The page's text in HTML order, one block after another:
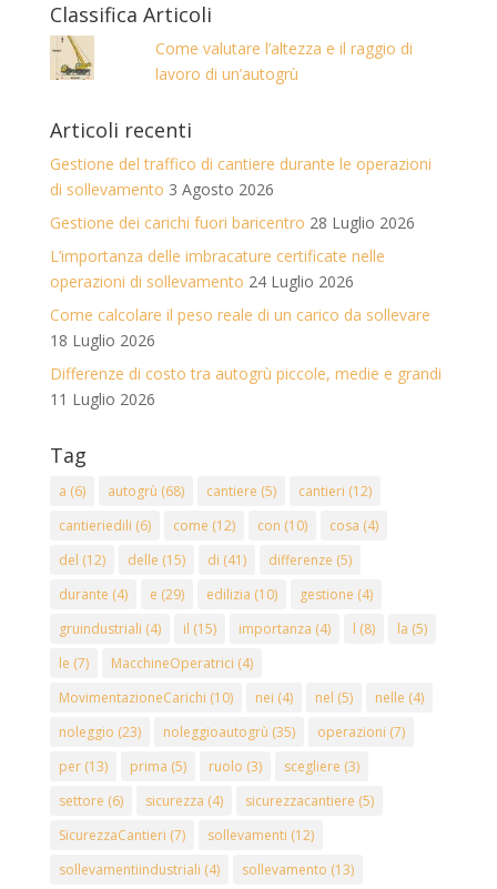
Classifica Articoli
Come valutare l’altezza e il raggio di
lavoro di un’autogrù
Articoli recenti
Gestione del traffico di cantiere durante le operazioni
di sollevamento 3 Agosto 2026
Gestione dei carichi fuori baricentro 28 Luglio 2026
L’importanza delle imbracature certificate nelle
operazioni di sollevamento 24 Luglio 2026
Come calcolare il peso reale di un carico da sollevare
18 Luglio 2026
Differenze di costo tra autogrù piccole, medie e grandi
11 Luglio 2026
Tag
a (6) autogrù (68) cantiere (5) cantieri (12)
cantieriedili (6) come (12) con (10) cosa (4)
del (12) delle (15) di (41) differenze (5)
durante (4) e (29) edilizia (10) gestione (4)
gruindustriali (4) il (15) importanza (4) l (8) la (5)
le (7) MacchineOperatrici (4)
MovimentazioneCarichi (10) nei (4) nel (5) nelle (4)
noleggio (23) noleggioautogrù (35) operazioni (7)
per(13) prima (5) ruolo (3) scegliere (3)
settore (6) sicurezza (4) sicurezzacantiere (5)
SicurezzaCantieri (7) sollevamenti (12)
sollevamentiindustriali (4) sollevamento (13)